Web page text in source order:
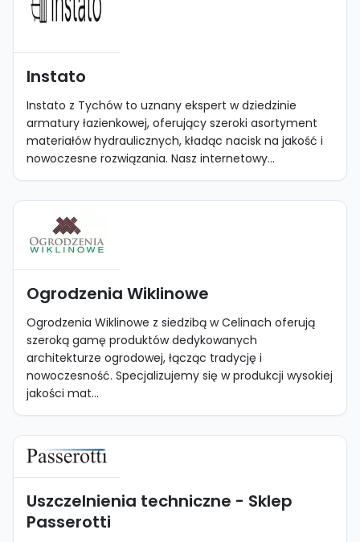
Instato
Instato z Tychów to uznany ekspert w dziedzinie
armatury łazienkowej, oferujący szeroki asortyment
materiałów hydraulicznych, kładąc nacisk na jakość i
nowoczesne rozwiązania. Nasz internetowy...
Ogrodzenia Wiklinowe
Ogrodzenia Wiklinowe z siedzibą w Celinach oferują
szeroką gamę produktów dedykowanych
architekturze ogrodowej, łącząc tradycję i
nowoczesność. Specjalizujemy się w produkcji wysokiej
jakości mat...
Uszczelnienia techniczne - Sklep
Passerotti